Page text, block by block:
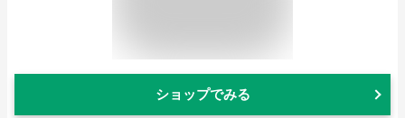
ショップでみる